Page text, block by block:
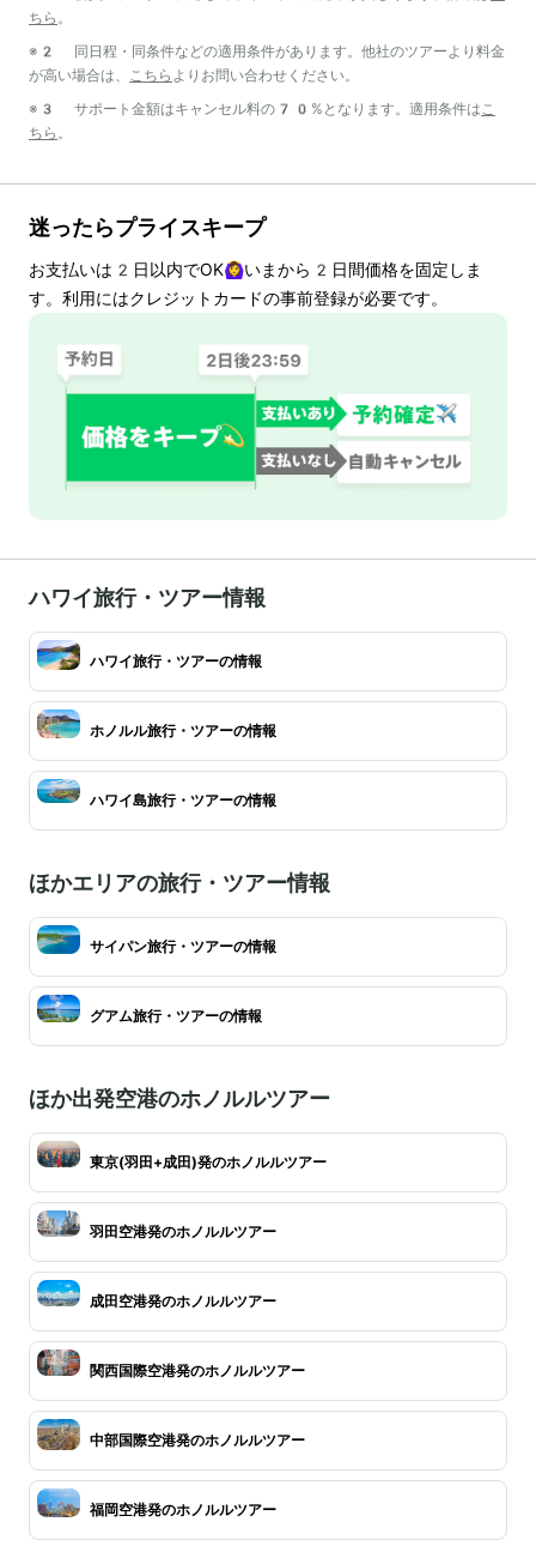
ちら 。
※2 同日程・同条件などの適用条件があります。他社のツアーより料金
が高い場合は、
こちら よりお問い合わせください。
※3 サポート金額はキャンセル料の70%となります。適用条件は こ
ちら 。
迷ったらプライスキープ
お支払いは 2 日以内でOK🙆‍♀️いまから 2 日間価格を固定しま
す。利用にはクレジットカードの事前登録が必要です。
ハワイ旅行・ツアー情報
ハワイ旅行・ツアーの情報
ホノルル旅行・ツアーの情報
ハワイ島旅行・ツアーの情報
ほかエリアの旅行・ツアー情報
サイパン旅行・ツアーの情報
グアム旅行・ツアーの情報
ほか出発空港のホノルルツアー
東京(羽田+成田)発のホノルルツアー
羽田空港発のホノルルツアー
成田空港発のホノルルツアー
関西国際空港発のホノルルツアー
中部国際空港発のホノルルツアー
福岡空港発のホノルルツアー